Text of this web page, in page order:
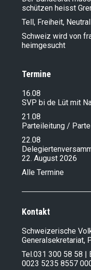
schützen heisst
Tell, Freiheit,
Schweiz wird von
heimgesucht
Termine
16.08
SVP bi de Lüt mit
21.08
Parteileitung /
22.08
22. August 2026
Alle Termine
Kontakt
Schweizerische
Generalsekretariat,
Tel.031 300 58 58 |
0023 5235 8557